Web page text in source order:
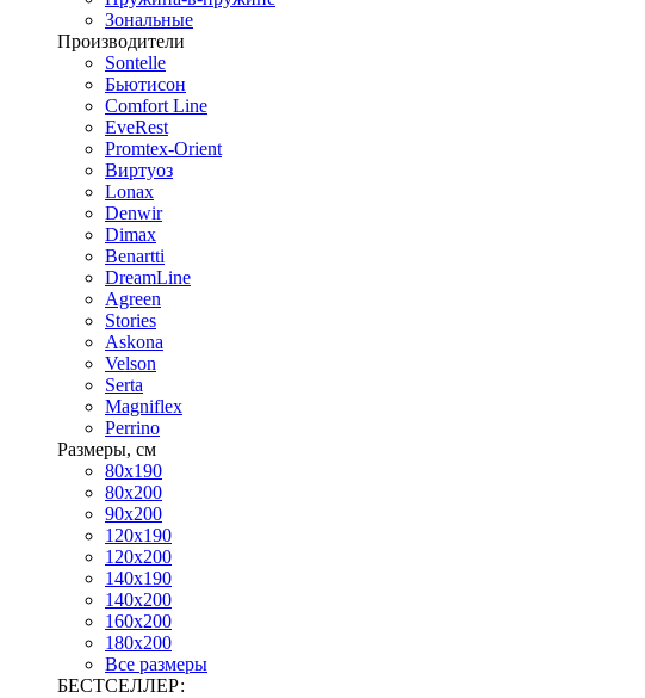
Зональные
Производители
Sontelle
Бьютисон
Comfort Line
EveRest
Promtex-Orient
Виртуоз
Lonax
Denwir
Dimax
Benartti
DreamLine
Agreen
Stories
Askona
Velson
Serta
Magniflex
Perrino
Размеры, см
80х190
80х200
90х200
120х190
120х200
140х190
140х200
160х200
180х200
Все размеры
БЕСТСЕЛЛЕР: